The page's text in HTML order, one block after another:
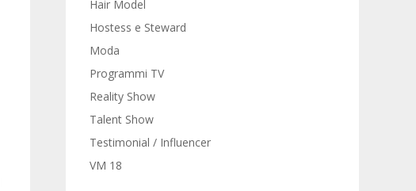
Hair Model
Hostess e Steward
Moda
Programmi TV
Reality Show
Talent Show
Testimonial / Influencer
VM 18